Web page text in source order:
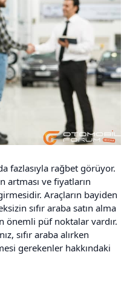
fazlasıyla rağbet görüyor.
artması ve fiyatların
Araçların bayiden
sıfır araba satın alma
önemli püf noktalar vardır.
sıfır araba alırken
gerekenler hakkındaki